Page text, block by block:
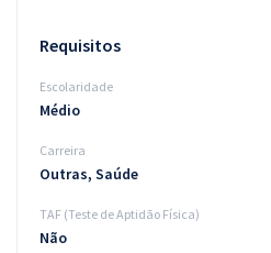
Requisitos
Escolaridade
Médio
Carreira
Outras, Saúde
TAF (Teste de Aptidão Física)
Não